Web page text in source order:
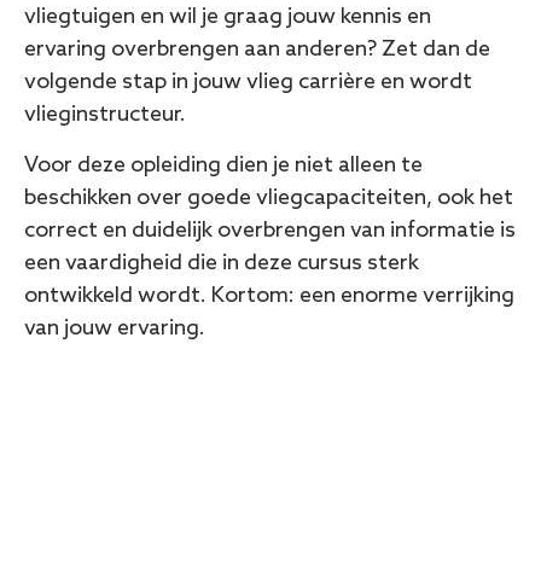
vliegtuigen en wil je graag jouw kennis en
ervaring overbrengen aan anderen? Zet dan de
volgende stap in jouw vlieg carrière en wordt
vlieginstructeur.
Voor deze opleiding dien je niet alleen te
beschikken over goede vliegcapaciteiten, ook het
correct en duidelijk overbrengen van informatie is
een vaardigheid die in deze cursus sterk
ontwikkeld wordt. Kortom: een enorme verrijking
van jouw ervaring.